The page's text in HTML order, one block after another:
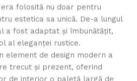
folosită nu doar pentru
estetica sa unică. De-a lungul
a fost adaptat și îmbunătățit,
al eleganței rustice.
element de design modern a
trecut și prezent, oferind
de interior o paletă largă de